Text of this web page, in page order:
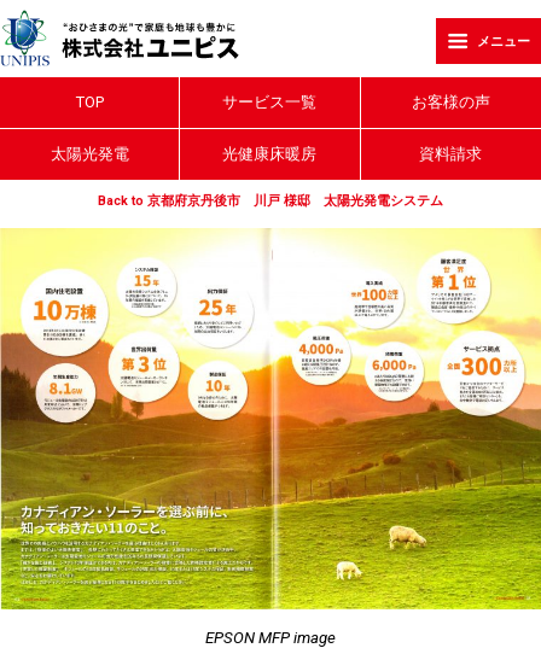
メニュー
TOP サービス一覧 お客様の声
太陽光発電 光健康床暖房 資料請求
Back to 京都府京丹後市 川戸 様邸 太陽光発電システム
EPSON MFP image